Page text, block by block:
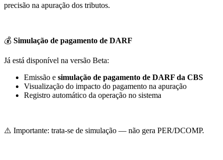
precisão na apuração dos tributos.
💰 Simulação de pagamento de DARF
Já está disponível na versão Beta:
Emissão e simulação de pagamento de DARF da CBS
Visualização do impacto do pagamento na apuração
Registro automático da operação no sistema
⚠️ Importante: trata-se de simulação — não gera PER/DCOMP.